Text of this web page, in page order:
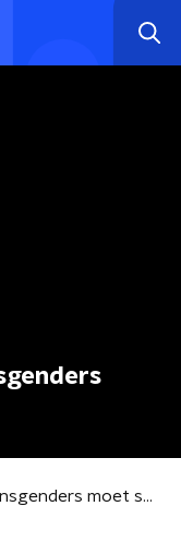
'De transitie van transgenders moet sneller'